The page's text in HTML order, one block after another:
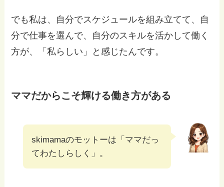
でも私は、自分でスケジュールを組み立てて、自
分で仕事を選んで、自分のスキルを活かして働く
方が、「私らしい」と感じたんです。
ママだからこそ輝ける働き方がある
skimamaのモットーは「ママだっ
てわたしらしく」。